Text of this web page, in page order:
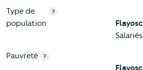
Type de
population
?
Flayosc
Salariés
Pauvreté ?
Flayosc